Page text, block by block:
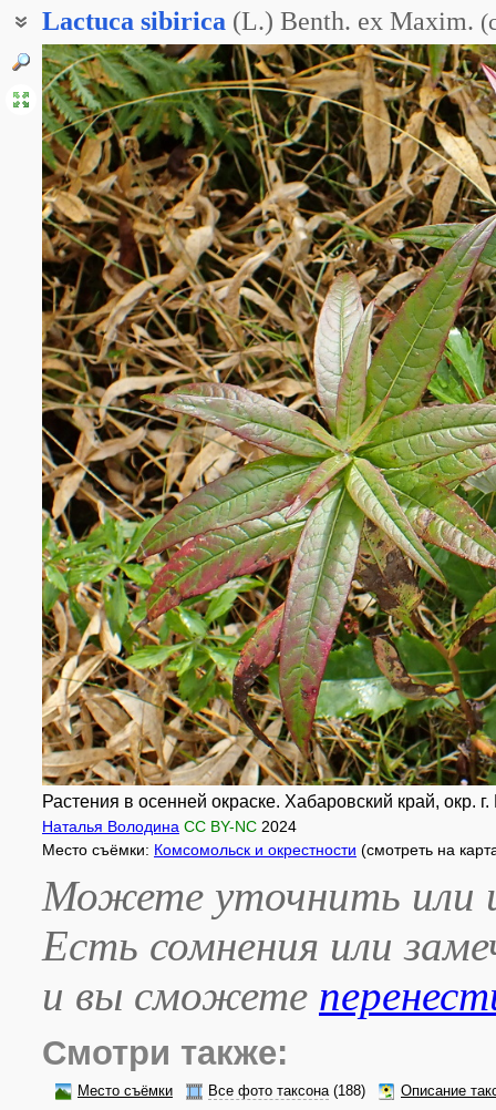
Lactuca sibirica (L.) Benth. ex Maxim. (
Лагедиум сибирский
Латуковник сибирский
Молокан сибирский
Осот сибирский
Растения в осенней окраске. Хабаровский край, окр.
Наталья Володина CC BY-NC 2024
Место съёмки: Комсомольск и окрестности (смотреть на
Можете уточнить или
Есть сомнения или
и вы сможете
Смотри также:
Место съёмки Все фото таксона(188) Описание